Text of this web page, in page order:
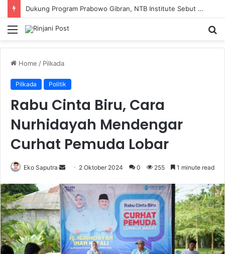
Dukung Program Prabowo Gibran, NTB Institute Sebut MBG dan Kopdes Solusi Percepatan Pembangunan Daerah 3T
Menu
Home / Pilkada
Pilkada Politik
Rabu Cinta Biru, Cara
Nurhidayah Mendengar
Curhat Pemuda Lobar
Eko Saputra
Send
email
2 Oktober 2024 0 255 1 minute read